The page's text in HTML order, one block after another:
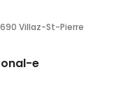
Villaz-St-Pierre
e